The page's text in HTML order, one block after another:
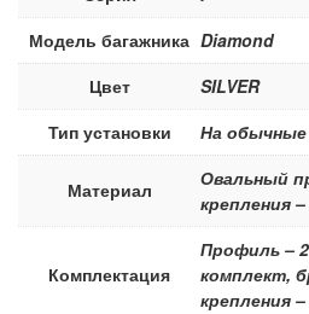
Модель багажника Diamond
Цвет
SILVER
Тип установки
На обычные
Материал
Овальный
крепления
Комплектация
Профиль –
комплект,
крепления